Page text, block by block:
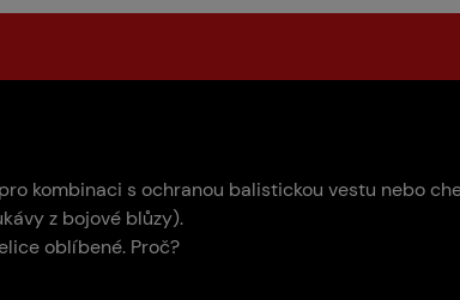
Týmy
kombinaci s ochranou balistickou vestu nebo
z bojové blůzy).
oblíbené. Proč?